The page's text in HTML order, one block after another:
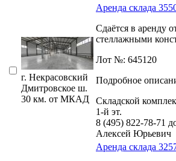
г. Некрасовский
Дмитровское ш.
30 км. от МКАД
Аренда склада
Сдаётся в аренду
стеллажными
Лот №: 645120
Подробное
Складской
1-й эт.
8 (495) 822-78-71
Алексей Юрьевич
Аренда склада